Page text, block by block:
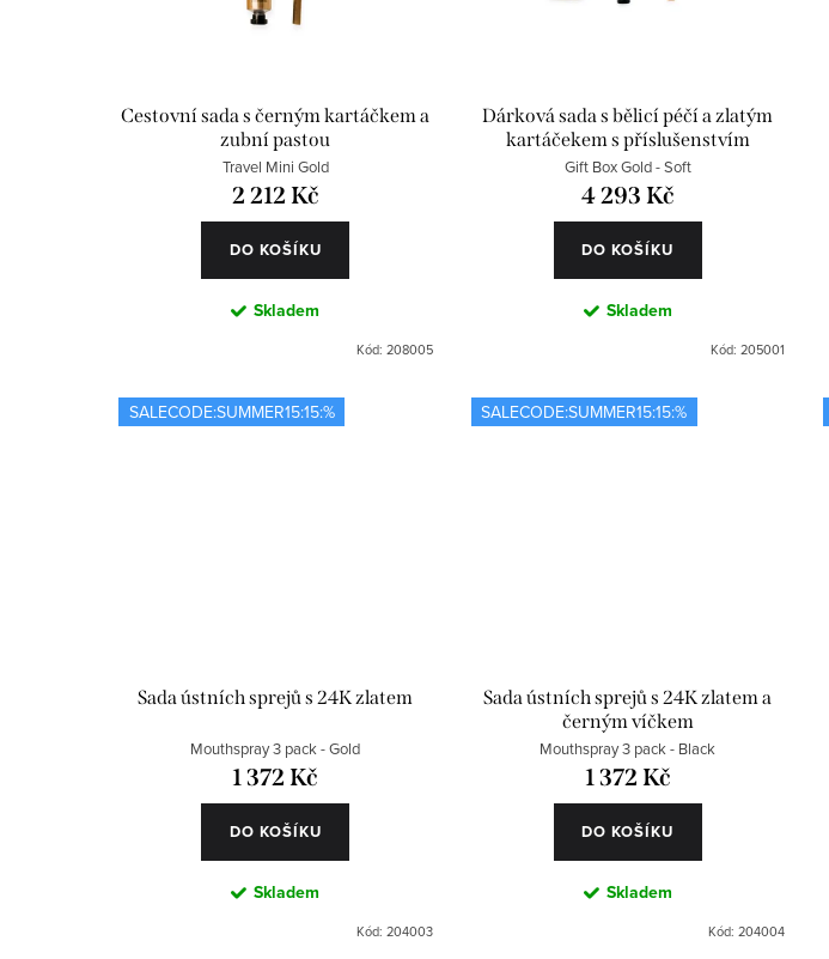
Cestovní sada s černým kartáčkem a
zubní pastou
Travel Mini Gold
2 212 Kč
DO KOŠÍKU
Skladem
Kód: 208005
Dárková sada s bělicí péčí a zlatým
kartáčekem s příslušenstvím
Gift Box Gold - Soft
4 293 Kč
DO KOŠÍKU
Skladem
Kód: 205001
SALECODE:SUMMER15:15:%
Sada ústních sprejů s 24K zlatem
Mouthspray 3 pack - Gold
1 372 Kč
DO KOŠÍKU
Skladem
Kód: 204003
SALECODE:SUMMER15:15:%
Sada ústních sprejů s 24K zlatem a
černým víčkem
Mouthspray 3 pack - Black
1 372 Kč
DO KOŠÍKU
Skladem
Kód: 204004